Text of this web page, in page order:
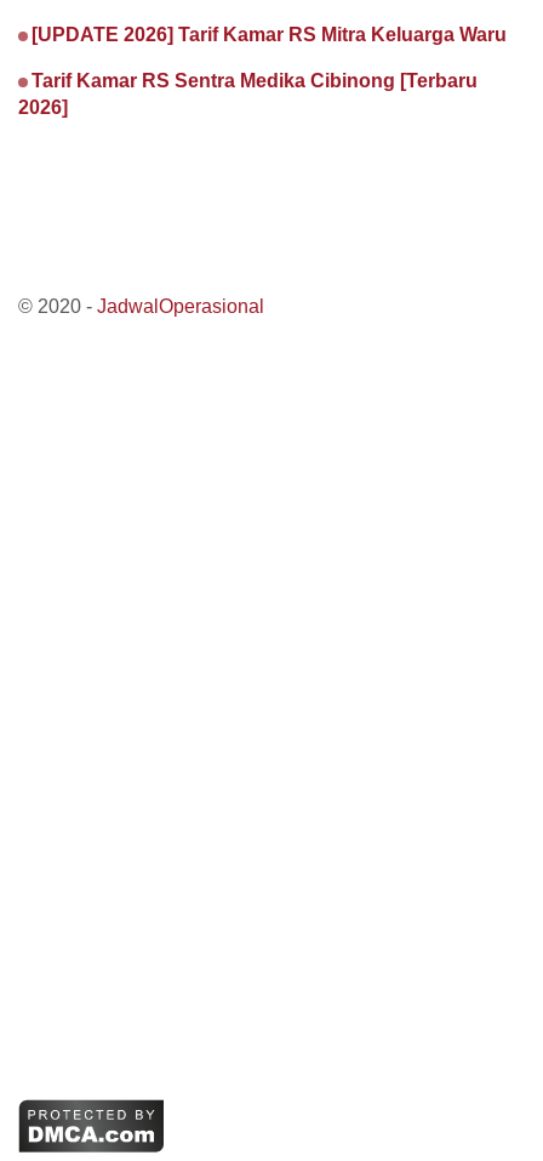
[UPDATE 2026] Tarif Kamar RS Mitra Keluarga Waru
Tarif Kamar RS Sentra Medika Cibinong [Terbaru
2026]
© 2020 - JadwalOperasional